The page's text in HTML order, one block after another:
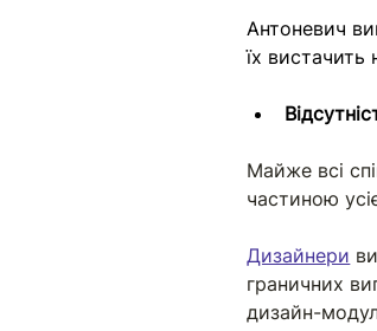
Антоневич
їх вистачить
Майже всі
частиною
Дизайнери
граничних
дизайн-